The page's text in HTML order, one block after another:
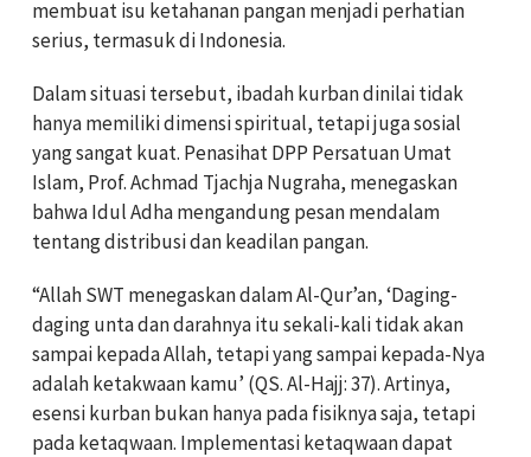
membuat isu ketahanan pangan menjadi perhatian
serius, termasuk di Indonesia.
Dalam situasi tersebut, ibadah kurban dinilai tidak
hanya memiliki dimensi spiritual, tetapi juga sosial
yang sangat kuat. Penasihat DPP Persatuan Umat
Islam, Prof. Achmad Tjachja Nugraha, menegaskan
bahwa Idul Adha mengandung pesan mendalam
tentang distribusi dan keadilan pangan.
“Allah SWT menegaskan dalam Al-Qur’an, ‘Daging-
daging unta dan darahnya itu sekali-kali tidak akan
sampai kepada Allah, tetapi yang sampai kepada-Nya
adalah ketakwaan kamu’ (QS. Al-Hajj: 37). Artinya,
esensi kurban bukan hanya pada fisiknya saja, tetapi
pada ketaqwaan. Implementasi ketaqwaan dapat